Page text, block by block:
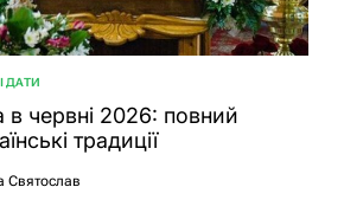
ДАТИ
в червні 2026: повний
традиції
Святослав